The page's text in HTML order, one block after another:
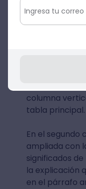
actividades y
proceso de
planificación
columna
tabla principal.
En el segundo
ampliada con
significados de
la explicación
en el párrafo